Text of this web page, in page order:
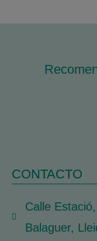
CONTACTO
Calle
Balaguer,